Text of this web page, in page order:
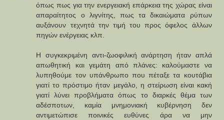
όπως πως για την ενεργειακή επάρκεια της χώρας είναι
απαραίτητος ο λιγνίτης, πως τα δικαιώματα ρύπων
αυξάνουν τεχνητά την τιμή του προς όφελος άλλων
πηγών ενέργειας κλπ.
Η συγκεκριμένη αντι-ζωοφιλική ανάρτηση ήταν απλά
απωθητική και γεμάτη από πλάνες: καλούμαστε να
λυπηθούμε τον υπάνθρωπο που πέταξε τα κουτάβια
γιατί το πρόστιμο ήταν μεγάλο, η στείρωση είναι κακή
γιατί λύνει προβλήματα όπως το διαρκές θέμα των
αδέσποτων, καμία μνημονιακή κυβέρνηση δεν
αντιμετώπισε ποινικές ευθύνες άρα να μην